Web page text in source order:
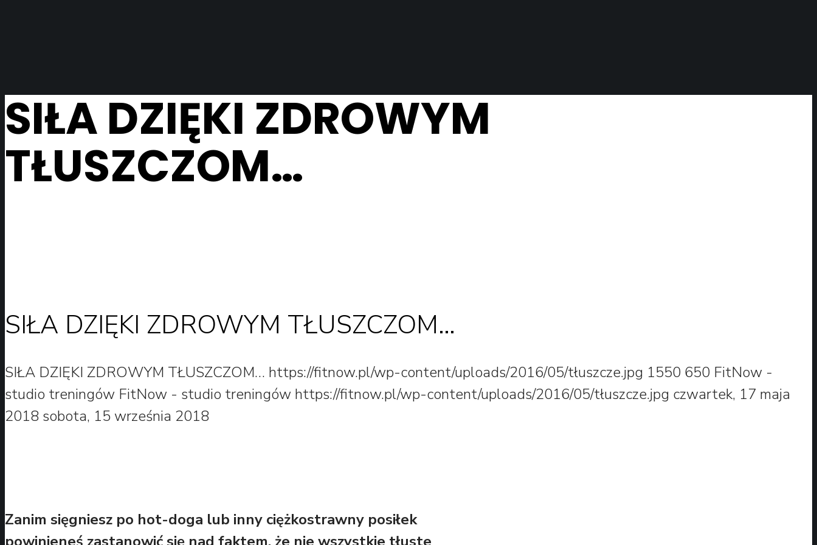
SIŁA DZIĘKI ZDROWYM
TŁUSZCZOM…
SIŁA DZIĘKI ZDROWYM TŁUSZCZOM…
SIŁA DZIĘKI ZDROWYM TŁUSZCZOM… https://fitnow.pl/wp-content/uploads/2016/05/tłuszcze.jpg 1550 650 FitNow -
studio treningów FitNow - studio treningów https://fitnow.pl/wp-content/uploads/2016/05/tłuszcze.jpg czwartek, 17 maja
2018 sobota, 15 września 2018
Zanim sięgniesz po hot-doga lub inny ciężkostrawny posiłek